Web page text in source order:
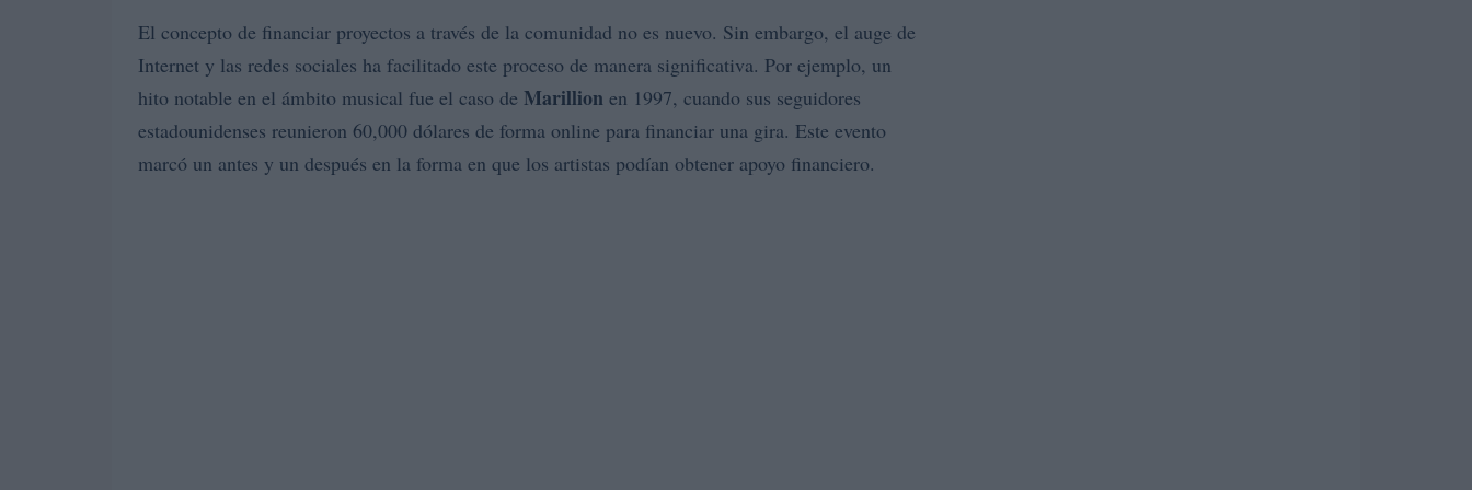
El concepto de financiar proyectos a través de la comunidad no es nuevo. Sin embargo, el auge de
Internet y las redes sociales ha facilitado este proceso de manera significativa. Por ejemplo, un
hito notable en el ámbito musical fue el caso de Marillion en 1997, cuando sus seguidores
estadounidenses reunieron 60,000 dólares de forma online para financiar una gira. Este evento
marcó un antes y un después en la forma en que los artistas podían obtener apoyo financiero.